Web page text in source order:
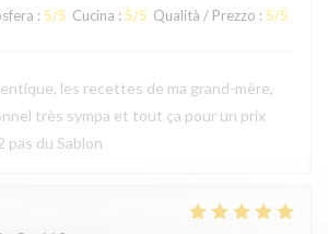
: 5/5 Cucina : 5/5 Qualità / Prezzo : 5/5
les recettes de ma grand-mère,
très sympa et tout ça pour un prix
pas du Sablon